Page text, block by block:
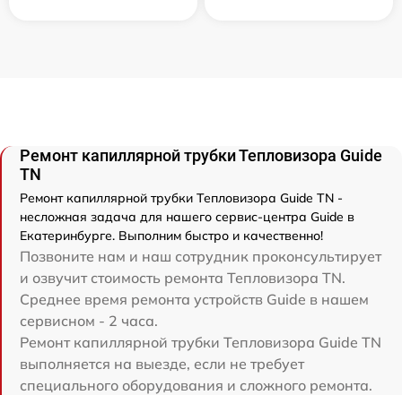
Ремонт капиллярной трубки Тепловизора Guide
TN
Ремонт капиллярной трубки Тепловизора Guide TN -
несложная задача для нашего сервис-центра Guide в
Екатеринбурге. Выполним быстро и качественно!
Позвоните нам и наш сотрудник проконсультирует
и озвучит стоимость ремонта Тепловизора TN.
Среднее время ремонта устройств Guide в нашем
сервисном - 2 часа.
Ремонт капиллярной трубки Тепловизора Guide TN
выполняется на выезде, если не требует
специального оборудования и сложного ремонта.